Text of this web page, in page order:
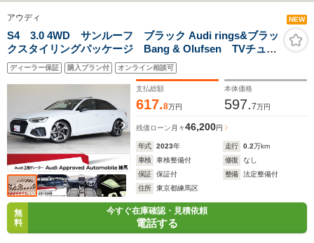
アウディ NEW
S4 3.0 4WD サンルーフ ブラック Audi rings&ブラッ
クスタイリングパッケージ Bang & Olufsen TVチュー
ナー プライバシーガラス ファインナッパレザー サ
ラウンドビューカメラ認定中古車
ディーラー保証 購入プラン付 オンライン相談可
支払総額
617.8万円
本体価格
597.7万円
残価ローン 月々46,200円
年式 2023年 走行 0.2万km
車検
車検整備付 修復
なし
保証
保証付 整備
法定整備付
住所
東京都練馬区
無
料
今すぐ在庫確認・見積依頼
電話する